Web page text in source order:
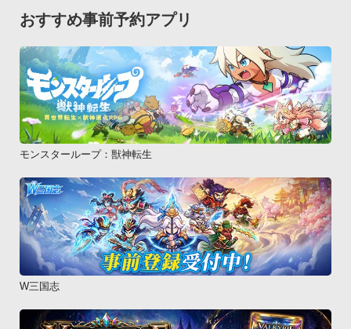
おすすめ事前予約アプリ
モンスターループ：獣神転生
W三国志